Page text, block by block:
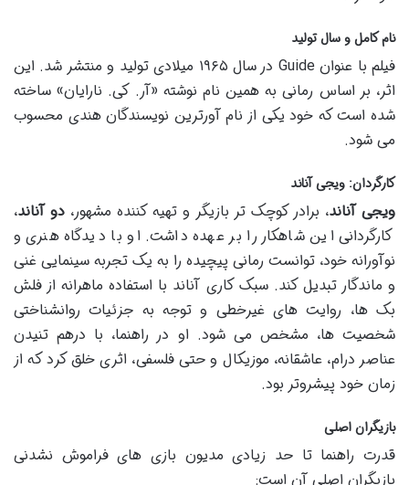
نام کامل و سال تولید
فیلم با عنوان Guide در سال ۱۹۶۵ میلادی تولید و منتشر شد. این
اثر، بر اساس رمانی به همین نام نوشته «آر. کی. نارایان» ساخته
شده است که خود یکی از نام آورترین نویسندگان هندی محسوب
می شود.
کارگردان: ویجی آناند
ویجی آناند، برادر کوچک تر بازیگر و تهیه کننده مشهور، دو آناند،
کارگردانی این شاهکار را بر عهده داشت. او با دیدگاه هنری و
نوآورانه خود، توانست رمانی پیچیده را به یک تجربه سینمایی غنی
و ماندگار تبدیل کند. سبک کاری آناند با استفاده ماهرانه از فلش
بک ها، روایت های غیرخطی و توجه به جزئیات روانشناختی
شخصیت ها، مشخص می شود. او در راهنما، با درهم تنیدن
عناصر درام، عاشقانه، موزیکال و حتی فلسفی، اثری خلق کرد که از
زمان خود پیشروتر بود.
بازیگران اصلی
قدرت راهنما تا حد زیادی مدیون بازی های فراموش نشدنی
بازیگران اصلی آن است: